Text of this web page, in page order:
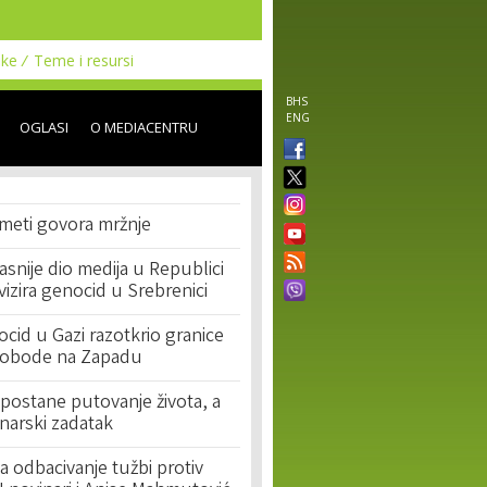
Teme i resursi
BHS
ENG
OGLASI O MEDIACENTRU
govora mržnje
dio medija u Republici
genocid u Srebrenici
u Gazi razotkrio granice
na Zapadu
putovanje života, a
zadatak
odbacivanje tužbi protiv